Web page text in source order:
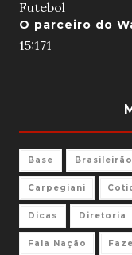
Futebol
O parceiro do
15:171
Base Brasileirão
Carpegiani
Dicas Diretoria
Fala Nação